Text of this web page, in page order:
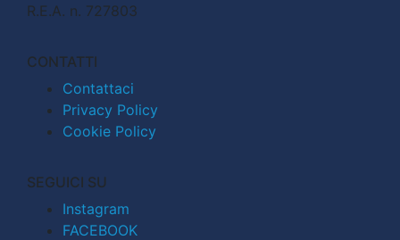
R.E.A. n. 727803
CONTATTI
Contattaci
Privacy Policy
Cookie Policy
SEGUICI SU
Instagram
FACEBOOK